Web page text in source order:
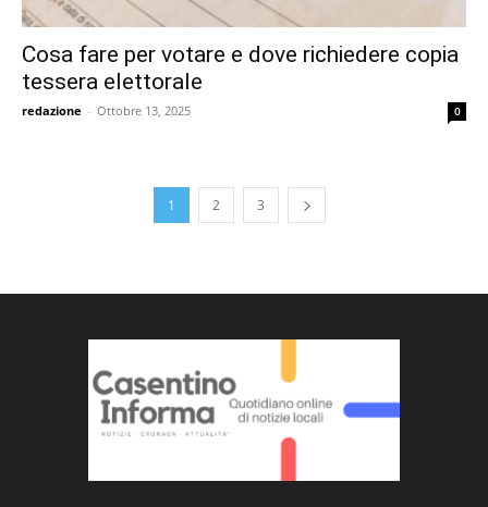
Cosa fare per votare e dove richiedere copia
tessera elettorale
redazione - Ottobre 13, 2025 0
1 2 3